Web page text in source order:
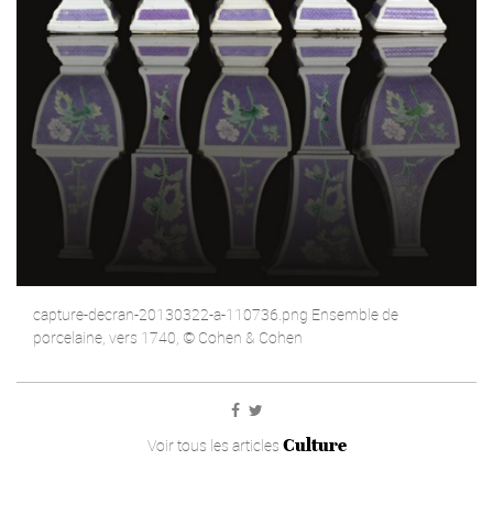
capture-decran-20130322-a-110736.png Ensemble de
porcelaine, vers 1740, © Cohen & Cohen
Voir tous les articles Culture